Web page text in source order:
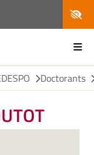
Doctorants